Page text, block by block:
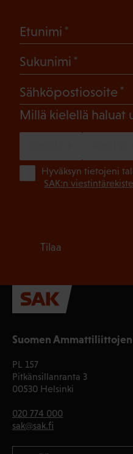
Suomen Ammattiliittojen
PL 157
Pitkänsillanranta 3
00530 Helsinki
020 774 000
sak@sak.fi
Etunimi
Sukunimi
Sähköpostiosoite
Millä kielellä haluat
Hyväksyn tietojeni
SAK:n
Tilaa